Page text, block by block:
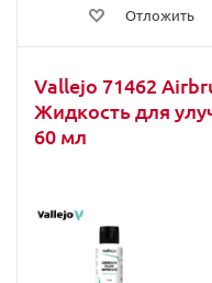
Отложить
Vallejo 71462
Жидкость для
60 мл